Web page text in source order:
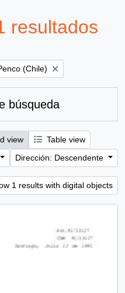
resultados
filter:
(Chile)
búsqueda
view
Table view
Dirección: Descendente
1 results with digital objects